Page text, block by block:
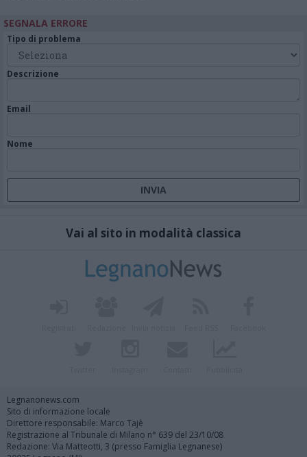
SEGNALA ERRORE
Tipo di problema
Descrizione
Email
Nome
Vai al sito in modalità classica
Legnanonews.com
Sito di informazione locale
Direttore responsabile: Marco Tajè
Registrazione al Tribunale di Milano n° 639 del 23/10/08
Redazione: Via Matteotti, 3 (presso Famiglia Legnanese)